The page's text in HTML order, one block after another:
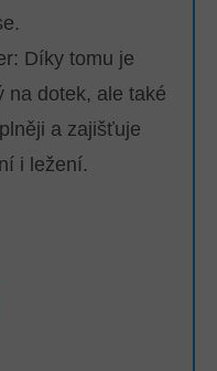
Díky tomu je
na dotek, ale také
a zajišťuje
i ležení.